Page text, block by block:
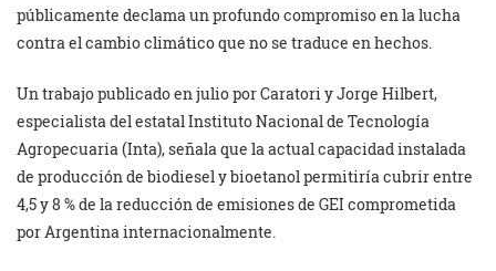
públicamente declama un profundo compromiso en la lucha
contra el cambio climático que no se traduce en hechos.
Un trabajo publicado en julio por Caratori y Jorge Hilbert,
especialista del estatal Instituto Nacional de Tecnología
Agropecuaria (Inta), señala que la actual capacidad instalada
de producción de biodiesel y bioetanol permitiría cubrir entre
4,5 y 8 % de la reducción de emisiones de GEI comprometida
por Argentina internacionalmente.